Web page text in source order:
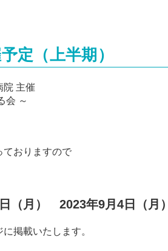
定（上半期）
院 主催
会 ～
ておりますので
（月） 2023年9月4日（月）
掲載いたします。